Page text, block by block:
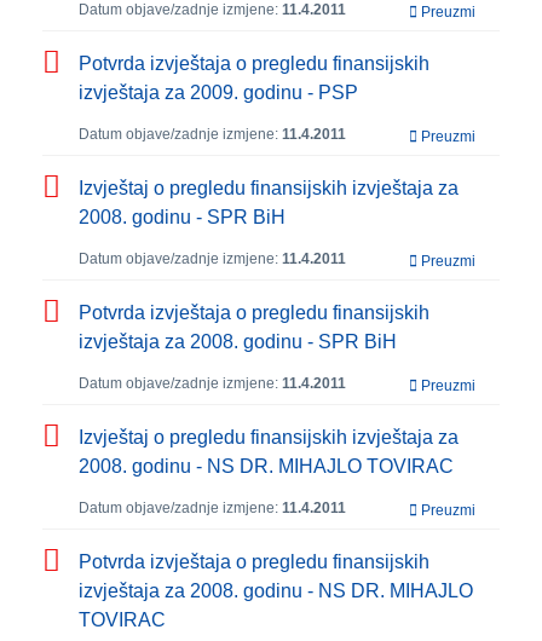
Datum objave/zadnje izmjene: 11.4.2011 Preuzmi
Potvrda izvještaja o pregledu finansijskih
izvještaja za 2009. godinu - PSP
Datum objave/zadnje izmjene: 11.4.2011 Preuzmi
Izvještaj o pregledu finansijskih izvještaja za
2008. godinu - SPR BiH
Datum objave/zadnje izmjene: 11.4.2011 Preuzmi
Potvrda izvještaja o pregledu finansijskih
izvještaja za 2008. godinu - SPR BiH
Datum objave/zadnje izmjene: 11.4.2011 Preuzmi
Izvještaj o pregledu finansijskih izvještaja za
2008. godinu - NS DR. MIHAJLO TOVIRAC
Datum objave/zadnje izmjene: 11.4.2011 Preuzmi
Potvrda izvještaja o pregledu finansijskih
izvještaja za 2008. godinu - NS DR. MIHAJLO
TOVIRAC